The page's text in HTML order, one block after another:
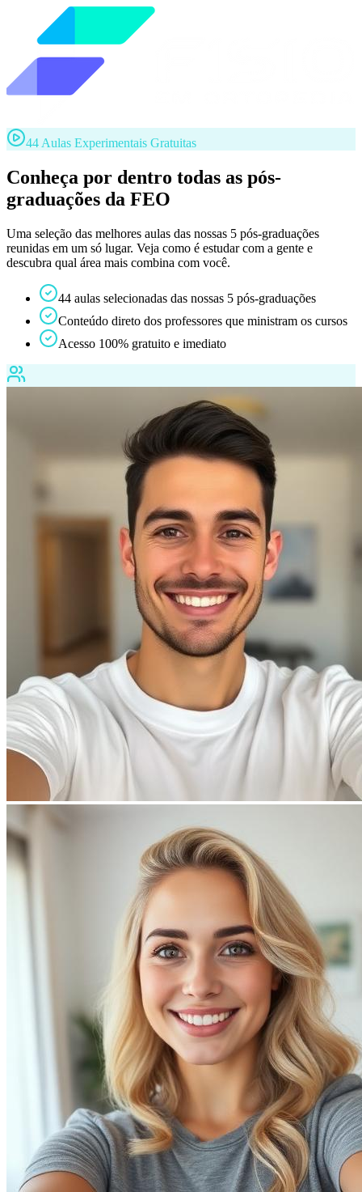
44 Aulas Experimentais Gratuitas
Conheça por dentro todas as pós-
graduações da FEO
Uma seleção das melhores aulas das nossas 5 pós-graduações
reunidas em um só lugar. Veja como é estudar com a gente e
descubra qual área mais combina com você.
44 aulas selecionadas das nossas 5 pós-graduações
Conteúdo direto dos professores que ministram os cursos
Acesso 100% gratuito e imediato